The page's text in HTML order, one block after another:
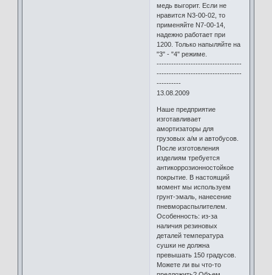
медь выгорит. Если не
нравится N3-00-02, то
применяйте N7-00-14,
надежно работает при
1200. Только напыляйте на
"3" - "4" режиме.
-----------------------------------
-----------------------------------
----------
13.08.2009
Наше предприятие
изготавливает
амортизаторы для
грузовых а/м и автобусов.
После изготовления
изделиям требуется
антикоррозионностойкое
покрытие. В настоящий
момент мы используем
грунт-эмаль, нанесение
пневмораспылителем.
Особенность: из-за
наличия резиновых
деталей температура
сушки не должна
превышать 150 градусов.
Можете ли вы что-то